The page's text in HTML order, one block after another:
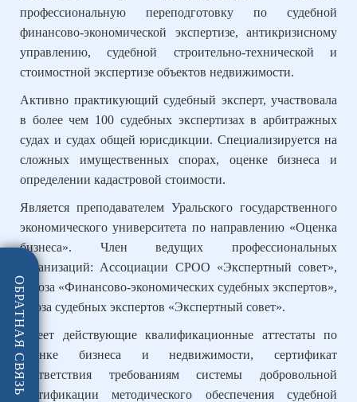
профессиональную переподготовку по судебной
финансово-экономической экспертизе, антикризисному
управлению, судебной строительно-технической и
стоимостной экспертизе объектов недвижимости.
Активно практикующий судебный эксперт, участвовала
в более чем 100 судебных экспертизах в арбитражных
судах и судах общей юрисдикции. Специализируется на
сложных имущественных спорах, оценке бизнеса и
определении кадастровой стоимости.
Является преподавателем Уральского государственного
экономического университета по направлению «Оценка
бизнеса». Член ведущих профессиональных
организаций: Ассоциации СРОО «Экспертный совет»,
Союза «Финансово-экономических судебных экспертов»,
союза судебных экспертов «Экспертный совет».
Имеет действующие квалификационные аттестаты по
оценке бизнеса и недвижимости, сертификат
соответствия требованиям системы добровольной
сертификации методического обеспечения судебной
ОБРАТНАЯ СВЯЗЬ